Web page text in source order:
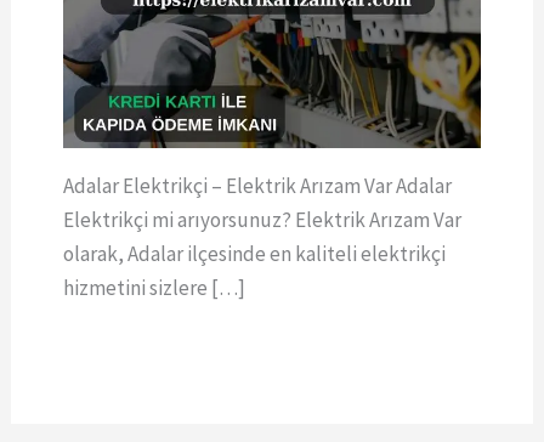
Adalar Elektrikçi – Elektrik Arızam Var Adalar
Elektrikçi mi arıyorsunuz? Elektrik Arızam Var
olarak, Adalar ilçesinde en kaliteli elektrikçi
hizmetini sizlere […]